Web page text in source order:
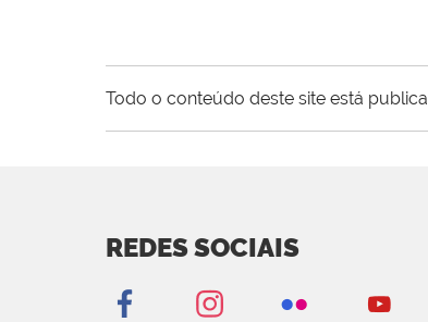
Todo o conteúdo deste site está
REDES SOCIAIS